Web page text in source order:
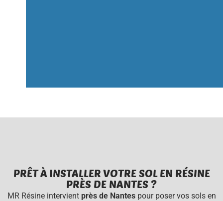
PRÊT À INSTALLER VOTRE SOL EN RÉSINE
PRÈS DE NANTES ?
MR Résine intervient près de Nantespour poser vos sols en